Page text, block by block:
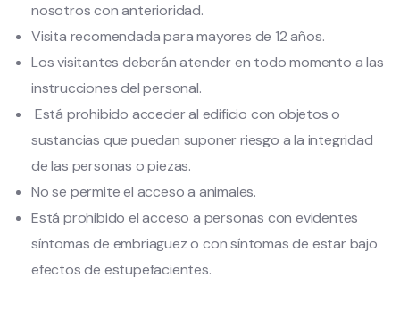
nosotros con anterioridad.
Visita recomendada para mayores de 12 años.
Los visitantes deberán atender en todo momento a las
instrucciones del personal.
Está prohibido acceder al edificio con objetos o
sustancias que puedan suponer riesgo a la integridad
de las personas o piezas.
No se permite el acceso a animales.
Está prohibido el acceso a personas con evidentes
síntomas de embriaguez o con síntomas de estar bajo
efectos de estupefacientes.